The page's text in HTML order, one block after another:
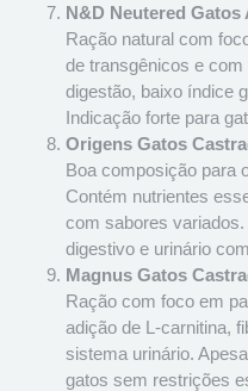
N&D Neutered
Ração natural com
de transgênicos e com
digestão, baixo índice
Indicação forte para
Origens Gatos
Boa composição para
Contém nutrientes
com sabores
digestivo e urinário
Magnus Gatos
Ração com foco em
adição de L-carnitina,
sistema urinário.
gatos sem restrições